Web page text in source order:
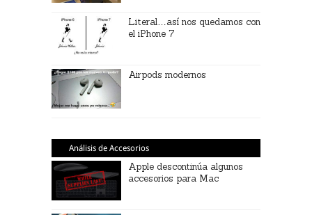
Literal…así nos quedamos con
el iPhone 7
Airpods modernos
Análisis de Accesorios
Apple descontinúa algunos
accesorios para Mac